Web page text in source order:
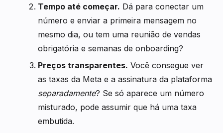
Tempo até começar. Dá para conectar um
número e enviar a primeira mensagem no
mesmo dia, ou tem uma reunião de vendas
obrigatória e semanas de onboarding?
Preços transparentes. Você consegue ver
as taxas da Meta e a assinatura da plataforma
separadamente? Se só aparece um número
misturado, pode assumir que há uma taxa
embutida.